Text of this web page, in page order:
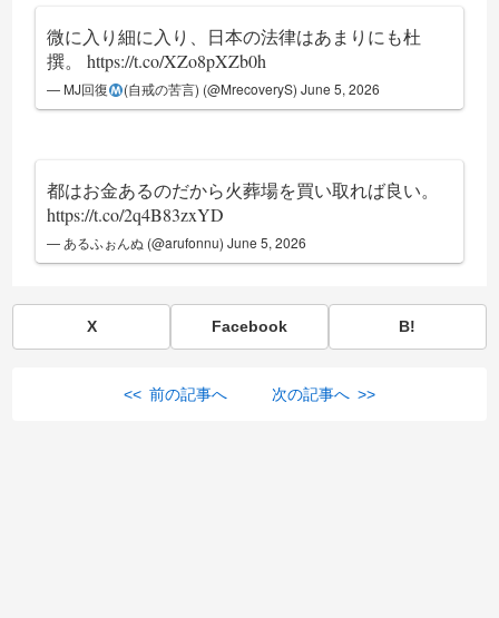
微に入り細に入り、日本の法律はあまりにも杜
撰。https://t.co/XZo8pXZb0h
— MJ回復 (自戒の苦言) (@MrecoveryS) June 5, 2026
都はお金あるのだから火葬場を買い取れば良い。
https://t.co/2q4B83zxYD
— あるふぉんぬ (@arufonnu)June 5, 2026
X Facebook B!
<< 前の記事へ 次の記事へ >>